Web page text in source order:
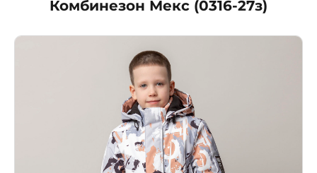
Комбинезон Мекс (0316-27з)